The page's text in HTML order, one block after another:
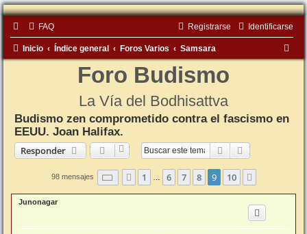
FAQ Identificarse
Registrarse
Inicio Índice general Foros Varios Samsara
Foro Budismo
La Vía del Bodhisattva
Budismo zen comprometido contra el fascismo en
EEUU. Joan Halifax.
Responder
Buscar
98 mensajes Página de 10
Anterior
1 6 7 8 9 10
Junonagar